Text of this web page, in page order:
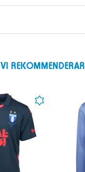
VI REKOMMENDERAR